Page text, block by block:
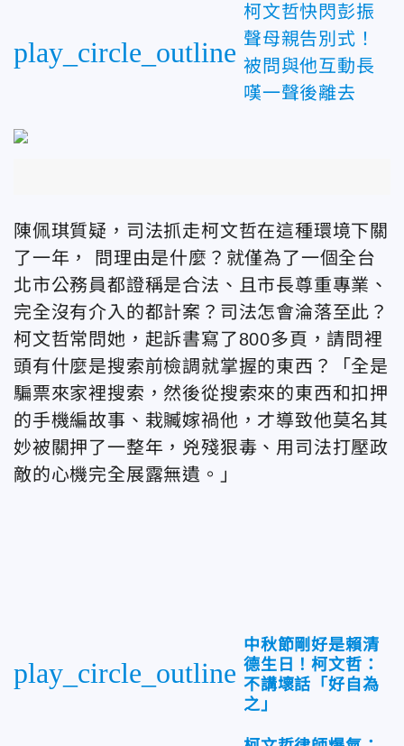
play_circle_outline
柯文哲快閃彭振
聲母親告別式！
被問與他互動長
嘆一聲後離去
陳佩琪質疑，司法抓走柯文哲在這種環境下關
了一年， 問理由是什麼？就僅為了一個全台
北市公務員都證稱是合法、且市長尊重專業、
完全沒有介入的都計案？司法怎會淪落至此？
柯文哲常問她，起訴書寫了800多頁，請問裡
頭有什麼是搜索前檢調就掌握的東西？「全是
騙票來家裡搜索，然後從搜索來的東西和扣押
的手機編故事、栽贓嫁禍他，才導致他莫名其
妙被關押了一整年，兇殘狠毒、用司法打壓政
敵的心機完全展露無遺。」
play_circle_outline
中秋節剛好是賴清
德生日！柯文哲：
不講壞話「好自為
之」